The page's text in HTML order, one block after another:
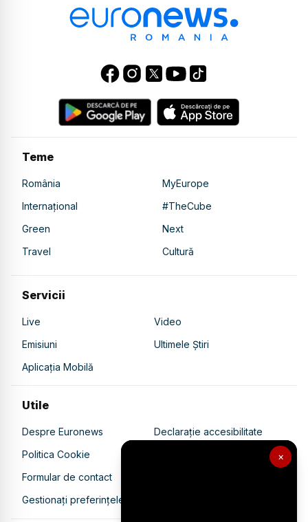
×
Teme
România
MyEurope
Internațional
#TheCube
Green
Next
Travel
Cultură
Servicii
Live
Video
Emisiuni
Ultimele Știri
Aplicația Mobilă
Utile
Despre Euronews
Declarație accesibilitate
Politica Cookie
Politica de confidențialitate
Formular de contact
Gestionați preferințele